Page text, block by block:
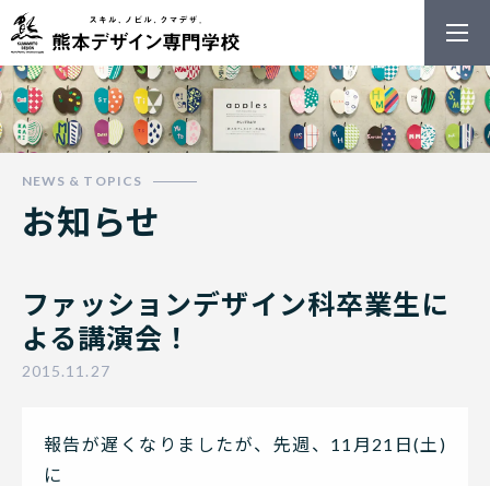
熊本デザイン
お知らせ
ファッションデザイン科卒業生に
よる講演会！
2015.11.27
報告が遅くなりましたが、先週、11月21日(土)
に